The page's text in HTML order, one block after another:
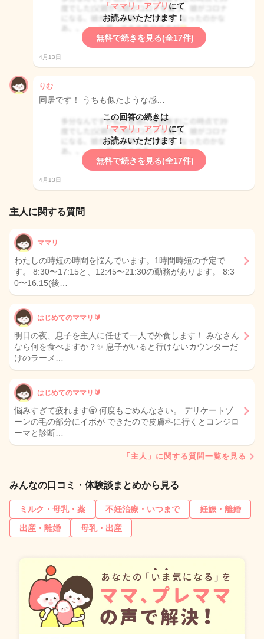
「ママリ」アプリ にて
お読みいただけます！
無料で続きを見る(全17件)
4月13日
りむ
同居です！ うちも似たような感…
この回答の続きは
「ママリ」アプリ にて
お読みいただけます！
無料で続きを見る(全17件)
4月13日
主人に関する質問
ママリ
わたしの時短の時間を悩んでいます。1時間時短の予定で
す。 8:30〜17:15と、12:45〜21:30の勤務があります。 8:3
0〜16:15(後…
はじめてのママリ🔰
明日の夜、息子を主人に任せて一人で外食します！ みなさん
なら何を食べますか？✨ 息子がいると行けないカウンターだ
けのラーメ…
はじめてのママリ🔰
悩みすぎて疲れます🥱 何度もごめんなさい。 デリケートゾ
ーンの毛の部分にイボが できたので皮膚科に行くとコンジロ
ーマと診断…
「主人」に関する質問一覧を見る
みんなの口コミ・体験談まとめから見る
ミルク・母乳・薬 不妊治療・いつまで
妊娠・離婚
出産・離婚
母乳・出産